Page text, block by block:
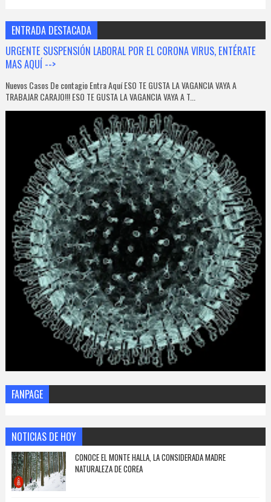
ENTRADA DESTACADA
URGENTE SUSPENSIÓN LABORAL POR EL CORONA VIRUS, ENTÉRATE
MAS AQUÍ -->
Nuevos Casos De contagio Entra Aquí ESO TE GUSTA LA VAGANCIA VAYA A
TRABAJAR CARAJO!!! ESO TE GUSTA LA VAGANCIA VAYA A T...
FANPAGE
NOTICIAS DE HOY
CONOCE EL MONTE HALLA, LA CONSIDERADA MADRE
NATURALEZA DE COREA